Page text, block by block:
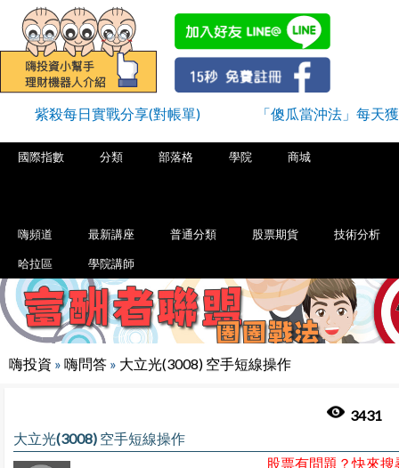
紫殺每日實戰分享(對帳單) 「傻瓜當沖法」每天
國際指數 分類 部落格 學院 商城
嗨頻道 最新講座 普通分類 股票期貨 技術分析
哈拉區 學院講師
嗨投資 » 嗨問答 » 大立光(3008) 空手短線操作
3431
大立光(3008) 空手短線操作
股票有問題？快來搜